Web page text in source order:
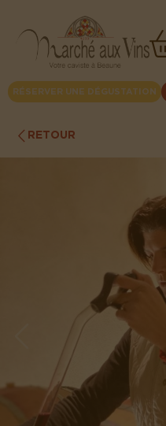
RÉSERVER UNE DÉGUSTATION
RETOUR